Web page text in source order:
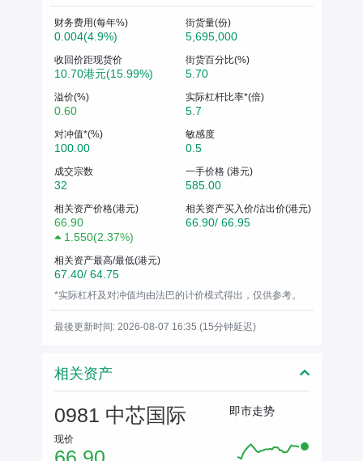
财务费用(每年%)
0.004(4.9%)
街货量(份)
5,695,000
收回价距现货价
10.70港元(15.99%)
街货百分比(%)
5.70
溢价(%)
0.60
实际杠杆比率*(倍)
5.7
对冲值*(%)
100.00
敏感度
0.5
成交宗数
32
一手价格 (港元)
585.00
相关资产价格(港元)
66.90
1.550(2.37%)
相关资产买入价/沽出价(港元)
66.90/ 66.95
相关资产最高/最低(港元)
67.40/ 64.75
*实际杠杆及对冲值均由法巴的计价模式得出，仅供参考。
最後更新时间: 2026-08-07 16:35 (15分钟延迟)
相关资产
0981 中芯国际
现价
即市走势